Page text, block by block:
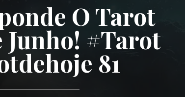
O Tarot
Junho! #tarot
81